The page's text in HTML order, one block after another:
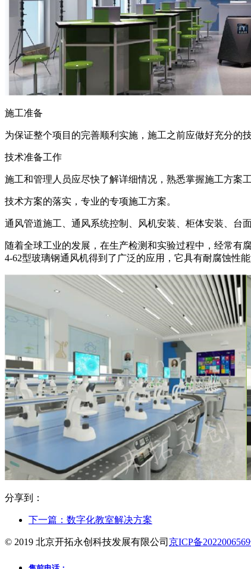
施工准备
为保证整个项目的完善顺利实施，施工之前应做好充分的
技术准备工作
施工和管理人员应尽快了解详细情况，熟悉掌握施工方案
技术方案的落实，专业的专项施工方案。
通风管道施工、通风系统控制、风机安装、柜体安装、台
随着全球工业的发展，在生产检测和实验过程中，经常有
4-62型玻璃钢通风机得到了广泛的应用，它具有耐腐蚀性
分享到：
下一篇： 数字化教室解决方案
© 2019 北京开拓永创科技发展有限公司 京ICP备